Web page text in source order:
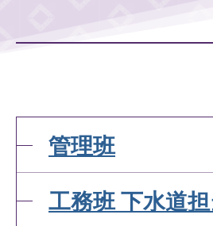
管理班
工務班 下水道担